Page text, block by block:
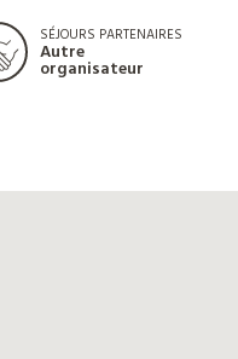
SÉJOURS PARTENAIRES
Autre
organisateur